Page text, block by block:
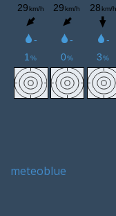
meteoblue